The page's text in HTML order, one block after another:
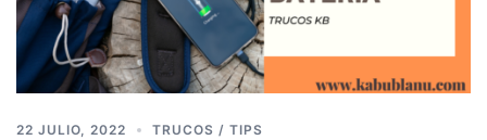
22 JULIO, 2022 TRUCOS / TIPS